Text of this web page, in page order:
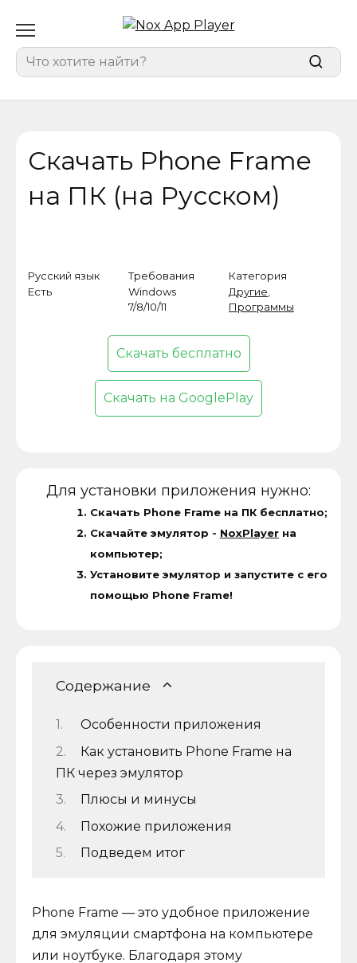
содержанию
for:
Скачать Phone Frame
на ПК (на Русском)
Русский язык
Есть
Требования
Windows
7/8/10/11
Категория
Другие
Программы
Скачать бесплатно
Скачать на GooglePlay
Для установки приложения нужно:
Скачать Phone Frame на ПК бесплатно;
Скачайте эмулятор - NoxPlayerна
компьютер;
Установите эмулятор и запустите с его
помощью Phone Frame!
Содержание
Особенности приложения
Как установить Phone Frame на
ПК через эмулятор
Плюсы и минусы
Похожие приложения
Подведем итог
Phone Frame — это удобное приложение
для эмуляции смартфона на компьютере
или ноутбуке. Благодаря этому